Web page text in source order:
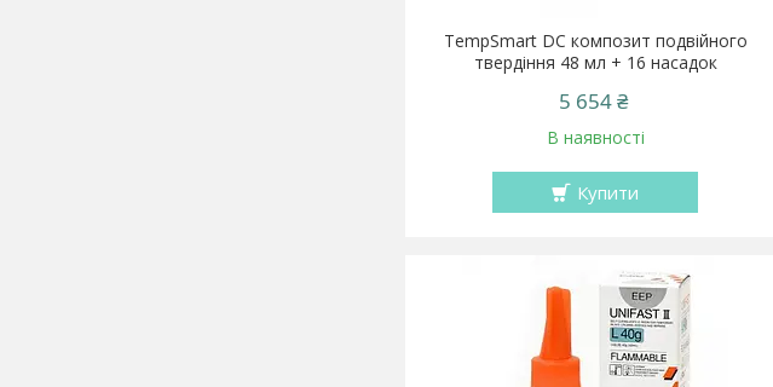
TempSmart DC композит подвійного
твердіння 48 мл + 16 насадок
5 654 ₴
В наявності
Купити